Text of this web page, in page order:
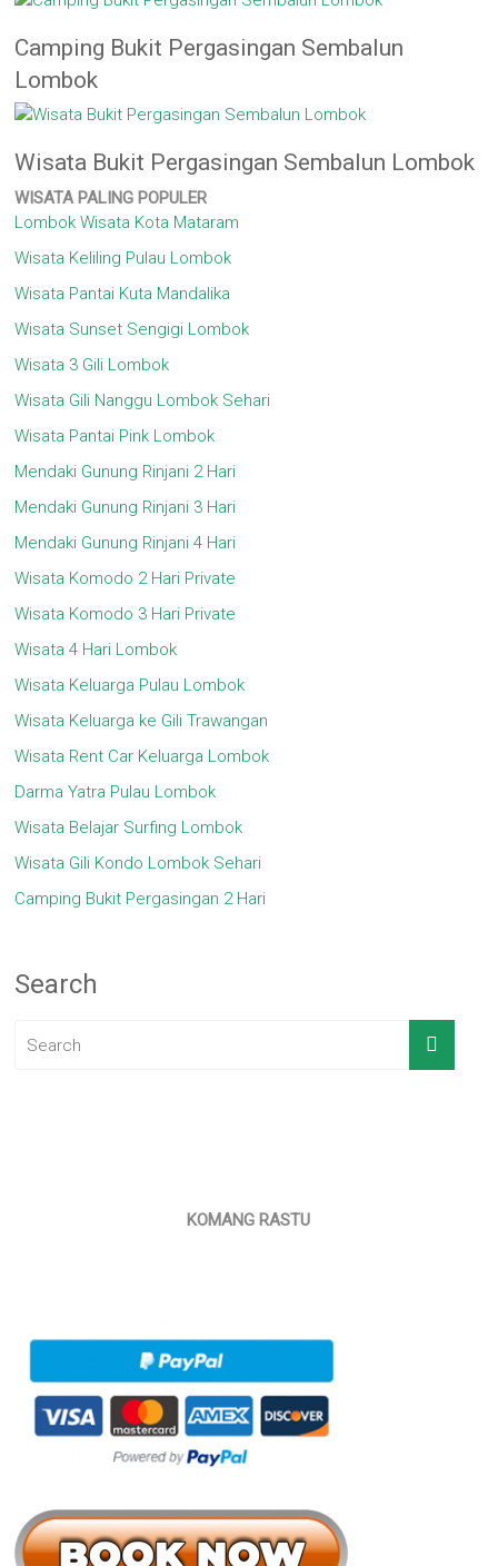
Camping Bukit Pergasingan Sembalun
Lombok
Wisata Bukit Pergasingan Sembalun Lombok
WISATA PALING POPULER
Lombok Wisata Kota Mataram
Wisata Keliling Pulau Lombok
Wisata Pantai Kuta Mandalika
Wisata Sunset Sengigi Lombok
Wisata 3 Gili Lombok
Wisata Gili Nanggu Lombok Sehari
Wisata Pantai Pink Lombok
Mendaki Gunung Rinjani 2 Hari
Mendaki Gunung Rinjani 3 Hari
Mendaki Gunung Rinjani 4 Hari
Wisata Komodo 2 Hari Private
Wisata Komodo 3 Hari Private
Wisata 4 Hari Lombok
Wisata Keluarga Pulau Lombok
Wisata Keluarga ke Gili Trawangan
Wisata Rent Car Keluarga Lombok
Darma Yatra Pulau Lombok
Wisata Belajar Surfing Lombok
Wisata Gili Kondo Lombok Sehari
Camping Bukit Pergasingan 2 Hari
Search
KOMANG RASTU